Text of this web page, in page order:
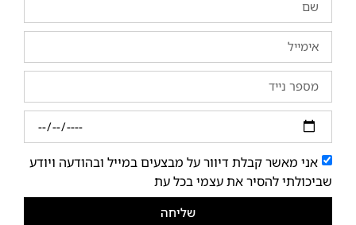
אני מאשר קבלת דיוור על מבצעים במייל ובהודעה ויודע
שביכולתי להסיר את עצמי בכל עת
שליחה